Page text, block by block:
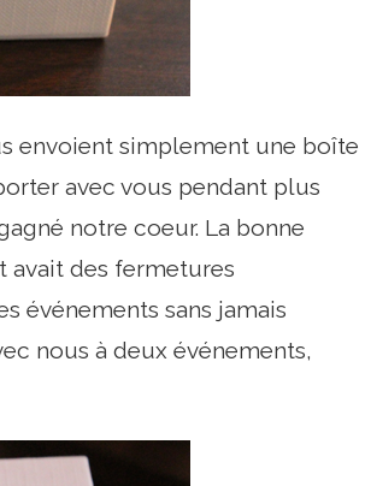
envoient simplement une boîte
avec vous pendant plus
notre coeur. La bonne
des fermetures
événements sans jamais
nous à deux événements,